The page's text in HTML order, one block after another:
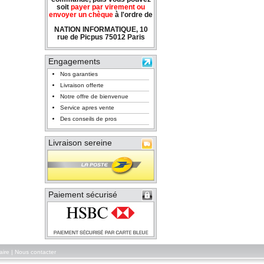
soit payer par virement ou
envoyer un chèque à l'ordre de
NATION INFORMATIQUE, 10
rue de Picpus 75012 Paris
Engagements
Nos garanties
Livraison offerte
Notre offre de bienvenue
Service apres vente
Des conseils de pros
Livraison sereine
Paiement sécurisé
Nous contacter